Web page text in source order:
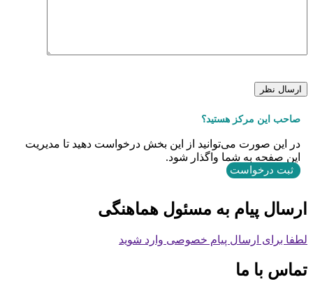
صاحب این مرکز هستید؟
در این صورت می‌توانید از این بخش درخواست دهید تا مدیریت
این صفحه به شما واگذار شود.
ثبت درخواست
ارسال پیام به مسئول هماهنگی
لطفا برای ارسال پیام خصوصی وارد شوید
تماس با ما